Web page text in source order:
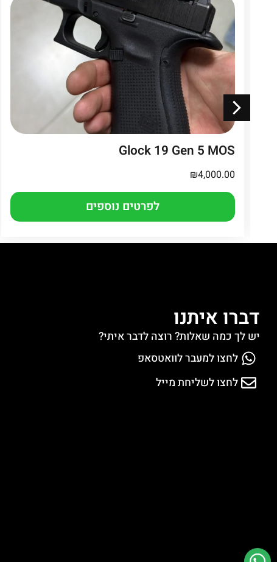
Glock 19 Gen 5 MOS
₪4,000.00
לפרטים נוספים
דברו איתנו
יש לך כמה שאלות? רוצה לדבר איתי?
לחצו למעבר לוואטסאפ
לחצו לשליחת מייל